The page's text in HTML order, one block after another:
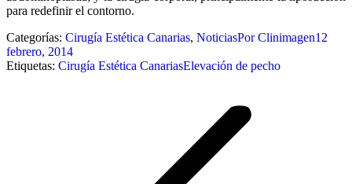
para redefinir el contorno.
Categorías: Cirugía Estética Canarias, NoticiasPorClinimagen12
febrero, 2014
Etiquetas: Cirugía Estética CanariasElevación de pecho